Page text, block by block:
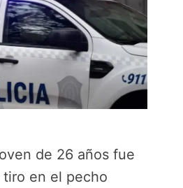
de 26 años fue
en el pecho